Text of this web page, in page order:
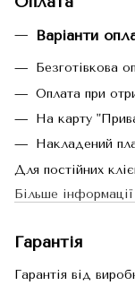
Варіанти
Безготівкова
Оплата при
На карту
Накладений
Для постійних
Більше
Гарантія
Гарантія від